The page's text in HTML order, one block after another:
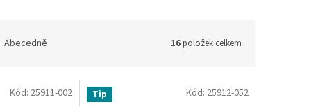
Abecedně 16položek celkem
Kód: 25911-002 Tip Kód: 25912-052